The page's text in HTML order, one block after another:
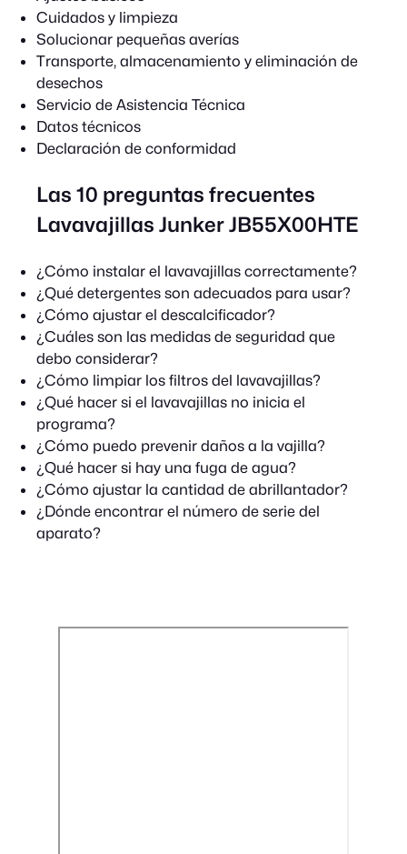
Cuidados y limpieza
Solucionar pequeñas averías
Transporte, almacenamiento y eliminación de
desechos
Servicio de Asistencia Técnica
Datos técnicos
Declaración de conformidad
Las 10 preguntas frecuentes
Lavavajillas Junker JB55X00HTE
¿Cómo instalar el lavavajillas correctamente?
¿Qué detergentes son adecuados para usar?
¿Cómo ajustar el descalcificador?
¿Cuáles son las medidas de seguridad que
debo considerar?
¿Cómo limpiar los filtros del lavavajillas?
¿Qué hacer si el lavavajillas no inicia el
programa?
¿Cómo puedo prevenir daños a la vajilla?
¿Qué hacer si hay una fuga de agua?
¿Cómo ajustar la cantidad de abrillantador?
¿Dónde encontrar el número de serie del
aparato?